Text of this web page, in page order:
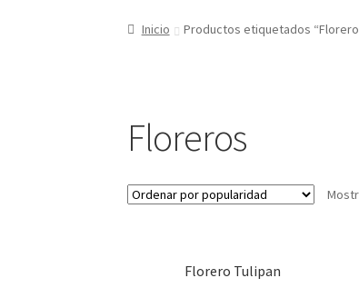
Inicio Tienda Carrito ¿Quienes somos?
Inicio Productos etiquetados
Floreros
Florero Tulipan